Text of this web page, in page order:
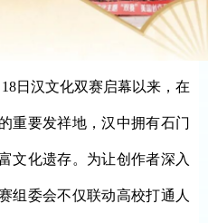
18日汉文化双赛启幕以来，在
重要发祥地，汉中拥有石门
文化遗存。为让创作者深入
组委会不仅联动高校打通人